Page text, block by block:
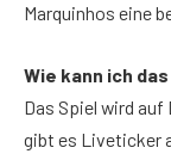
Marquinhos eine
Wie kann ich
Das Spiel wird
gibt es Liveticker